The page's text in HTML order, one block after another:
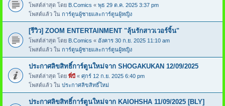
โพสต์ล่าสุด โดย B.Comics « พุธ 29 ต.ค. 2025 3:37 pm
โพสต์แล้ว ใน การ์ตูนผู้ชายและการ์ตูนผู้หญิง
[รีวิว] ZOOM ENTERTAINMENT "ลุ้นรักสาวเวอร์จิ้น"
โพสต์ล่าสุด โดย B.Comics « อังคาร 30 ก.ย. 2025 11:10 am
โพสต์แล้ว ใน การ์ตูนผู้ชายและการ์ตูนผู้หญิง
ประกาศลิขสิทธิ์การ์ตูนใหม่จาก SHOGAKUKAN 12/09/2025
โพสต์ล่าสุด โดย พี่บี « ศุกร์ 12 ก.ย. 2025 6:40 pm
โพสต์แล้ว ใน ประกาศลิขสิทธิ์ใหม่
ประกาศลิขสิทธิ์การ์ตูนใหม่จาก KAIOHSHA 11/09/2025 [BLY]